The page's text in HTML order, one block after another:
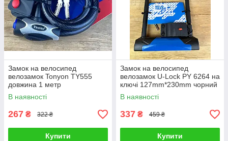
Замок на велосипед
велозамок Tonyon TY555
довжина 1 метр
В наявності
267 ₴ 322 ₴
Купити
Замок на велосипед
велозамок U-Lock PY 6264 на
ключі 127mm*230mm чорний
з синім
В наявності
337 ₴ 459 ₴
Купити